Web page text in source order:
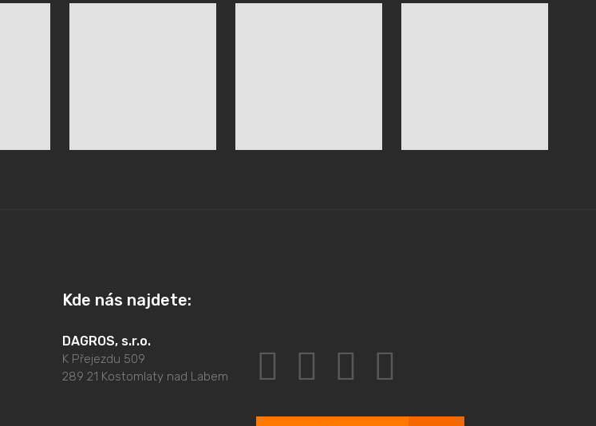
Kde nás najdete:
DAGROS, s.r.o.
K Přejezdu 509
289 21 Kostomlaty nad Labem